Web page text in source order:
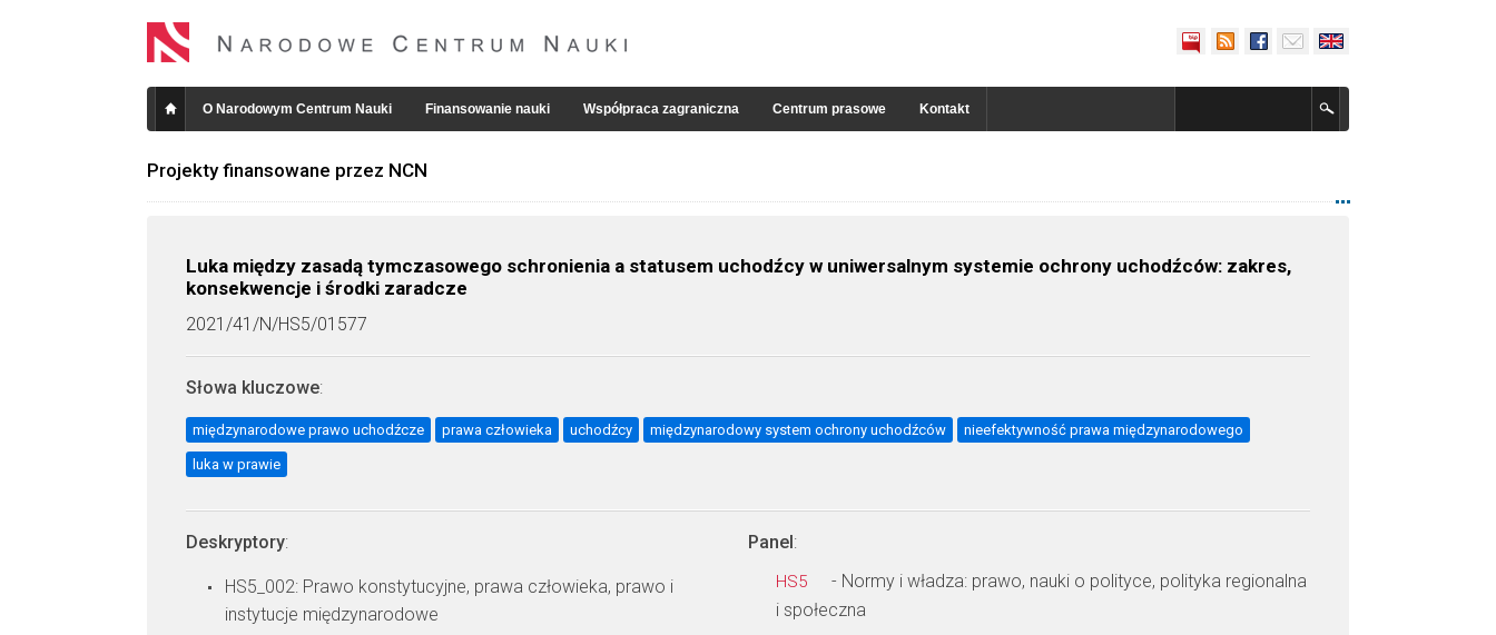
O Narodowym Centrum Nauki Finansowanie nauki Współpraca zagraniczna Centrum prasowe Kontakt
Projekty finansowane przez NCN
Luka między zasadą tymczasowego schronienia a statusem uchodźcy w uniwersalnym systemie ochrony uchodźców: zakres,
konsekwencje i środki zaradcze
2021/41/N/HS5/01577
Słowa kluczowe:
międzynarodowe prawo uchodźcze prawa człowieka uchodźcy międzynarodowy system ochrony uchodźców nieefektywność prawa międzynarodowego
luka w prawie
Deskryptory:
HS5_002: Prawo konstytucyjne, prawa człowieka, prawo i
instytucje międzynarodowe
Panel:
HS5
- Normy i władza: prawo, nauki o polityce, polityka regionalna
i społeczna